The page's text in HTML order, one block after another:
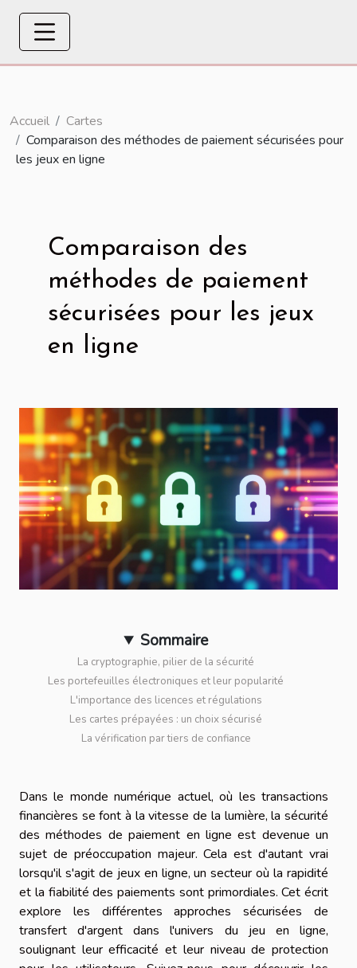
Accueil
Cartes
Comparaison des méthodes de paiement sécurisées pour
les jeux en ligne
Comparaison des
méthodes de paiement
sécurisées pour les jeux
en ligne
Sommaire
La cryptographie, pilier de la sécurité
Les portefeuilles électroniques et leur popularité
L'importance des licences et régulations
Les cartes prépayées : un choix sécurisé
La vérification par tiers de confiance
Dans le monde numérique actuel, où les transactions
financières se font à la vitesse de la lumière, la sécurité
des méthodes de paiement en ligne est devenue un
sujet de préoccupation majeur. Cela est d'autant vrai
lorsqu'il s'agit de jeux en ligne, un secteur où la rapidité
et la fiabilité des paiements sont primordiales. Cet écrit
explore les différentes approches sécurisées de
transfert d'argent dans l'univers du jeu en ligne,
soulignant leur efficacité et leur niveau de protection